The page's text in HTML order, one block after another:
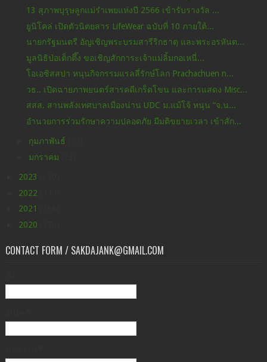
13 สุภาพบุรุษลูกแม่รำเพยแห่งปี 2566 เข้ารับรางวัล ...
ยูนิโคล่ เปิดตัวนิตยสาร LifeWear ฉบับที่ 10 ภายใต้...
นายกรัฐมนตรี อัญเชิญพระบรมสารีริกธาตุ และพระอรหันต...
มูลนิธิป่อเต็กตึ๊ง ขอเชิญสักการะเจ้าแม่ลิ้มกอเหนี่...
โอเอซิสสปา หนุนกิจกรรมแรลลี่รักษ์โลก Prachachuen n...
วธ.. เปิดฉายภาพยนตร์สารคดีเกร็ดโขน และการแสดง Misc...
สสส. สานพลังเทศบาลเมืองน่าน UDC ม.แม้โจ้ หนุน “จ.น...
อำนวยการร่วมรักษาความปลอดภัย มีมติขยายเวลา เข้าสัก...
กุมภาพันธ์
มกราคม
2023
2022
2021
2020
CONTACT FORM / SAKDAJANK@GMAIL.COM